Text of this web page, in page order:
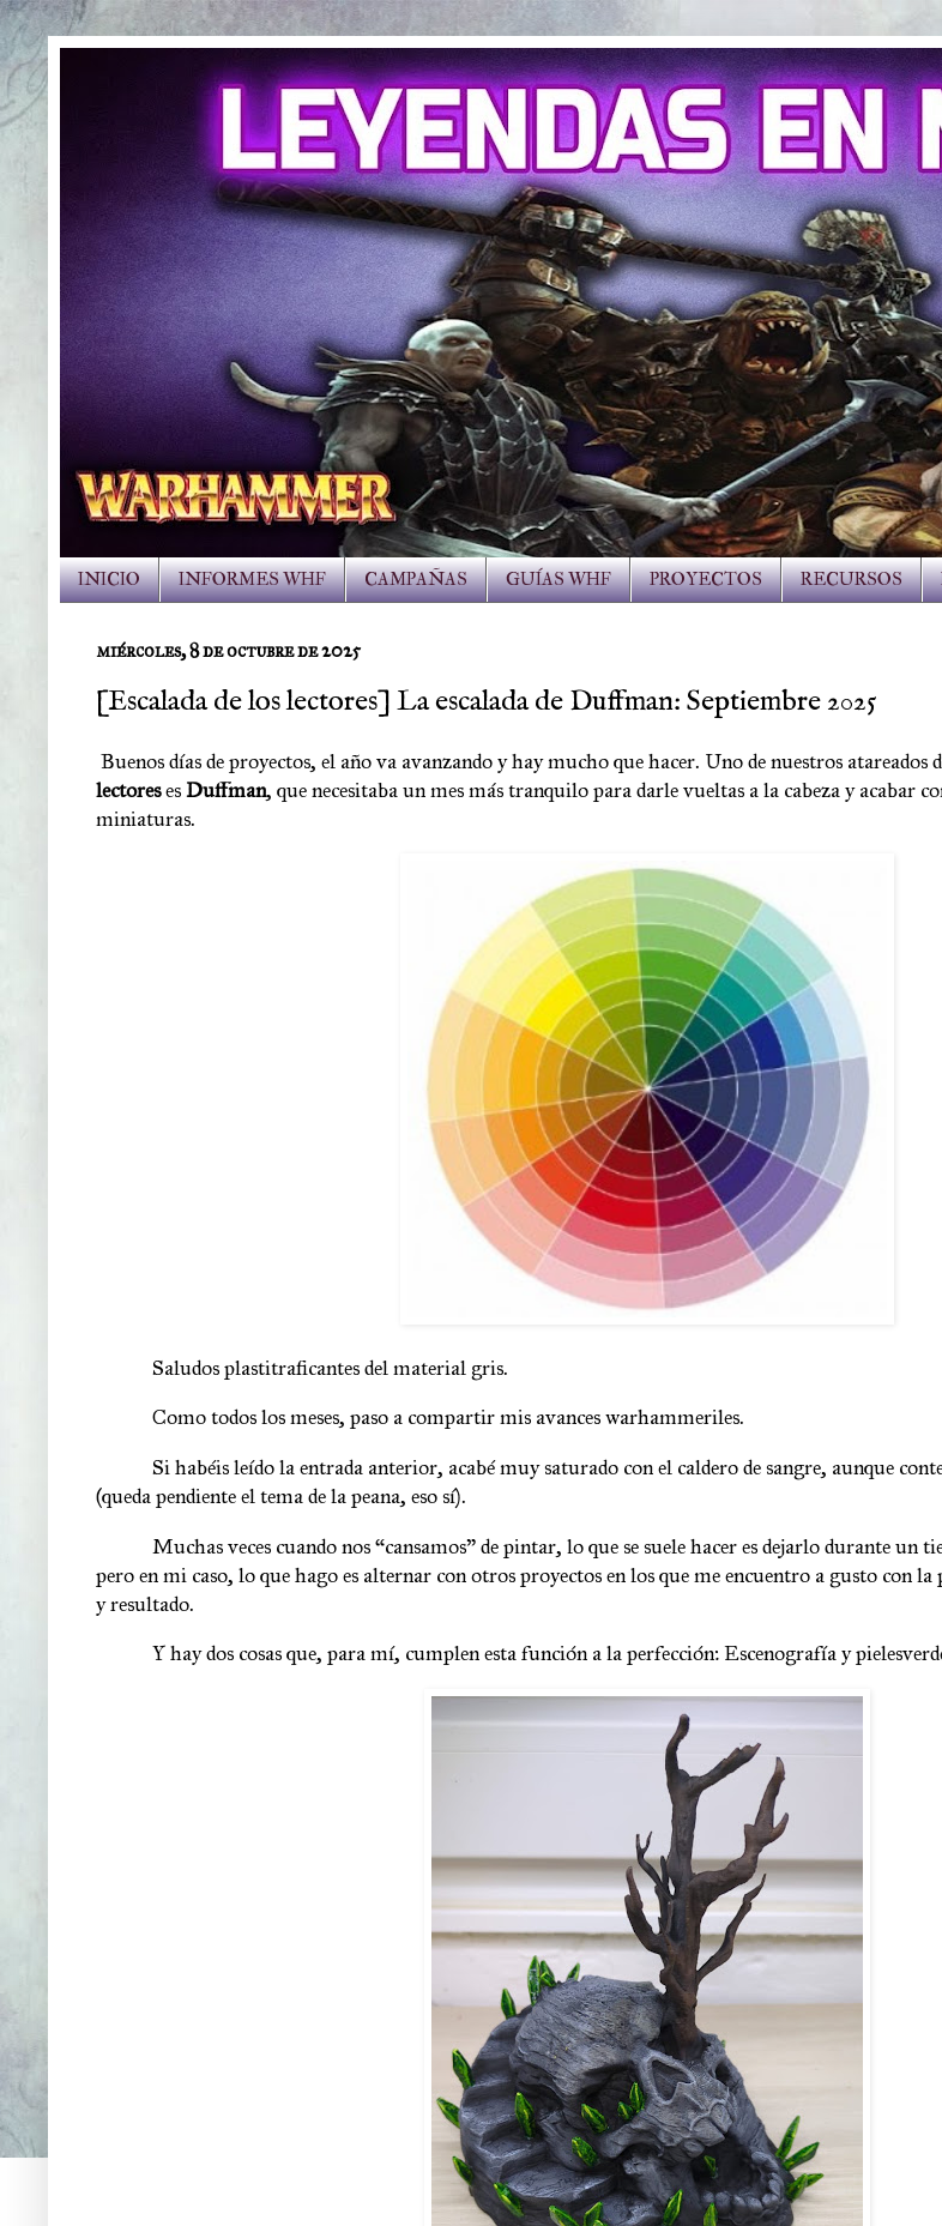
INICIO INFORMES WHF CAMPAÑAS GUÍAS WHF PROYECTOS RECURSOS
miércoles, 8 de octubre de 2025
[Escalada de los lectores] La escalada de Duffman: Septiembre 2025
Buenos días de proyectos, el año va avanzando y hay mucho que hacer. Uno de nuestros atareados
lectoresesDuffman, que necesitaba un mes más tranquilo para darle vueltas a la cabeza y acabar
miniaturas.
Saludos plastitraficantes del material gris.
Como todos los meses, paso a compartir mis avances warhammeriles.
Si habéis leído la entrada anterior, acabé muy saturado con el caldero de sangre, aunque
(queda pendiente el tema de la peana, eso sí).
Muchas veces cuando nos “cansamos” de pintar, lo que se suele hacer es dejarlo durante un
pero en mi caso, lo que hago es alternar con otros proyectos en los que me encuentro a gusto con
y resultado.
Y hay dos cosas que, para mí, cumplen esta función a la perfección: Escenografía y